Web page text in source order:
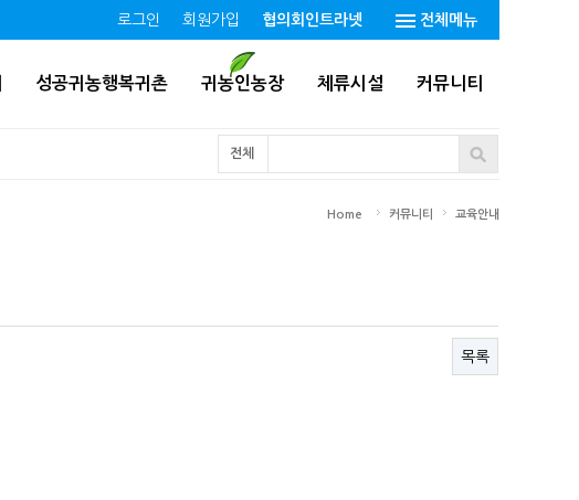
로그인 회원가입 협의회인트라넷 전체메뉴
성공귀농행복귀촌 귀농인농장 체류시설 커뮤니티
전체
Home 커뮤니티 교육안내
목록